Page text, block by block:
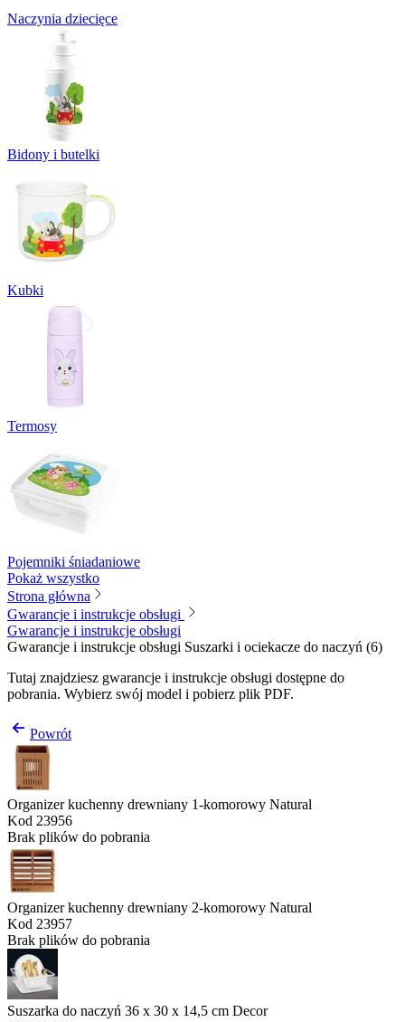
Naczynia dziecięce
Bidony i butelki
Kubki
Termosy
Pojemniki śniadaniowe
Pokaż wszystko
Strona główna
Gwarancje i instrukcje obsługi
Gwarancje i instrukcje obsługi
Gwarancje i instrukcje obsługi Suszarki i ociekacze do naczyń (6)
Tutaj znajdziesz gwarancje i instrukcje obsługi dostępne do
pobrania. Wybierz swój model i pobierz plik PDF.
Powrót
Organizer kuchenny drewniany 1-komorowy Natural
Kod 23956
Brak plików do pobrania
Organizer kuchenny drewniany 2-komorowy Natural
Kod 23957
Brak plików do pobrania
Suszarka do naczyń 36 x 30 x 14,5 cm Decor